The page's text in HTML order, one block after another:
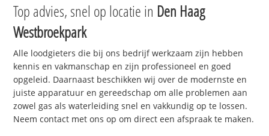
Top advies, snel op locatie in Den Haag
Westbroekpark
Alle loodgieters die bij ons bedrijf werkzaam zijn hebben
kennis en vakmanschap en zijn professioneel en goed
opgeleid. Daarnaast beschikken wij over de modernste en
juiste apparatuur en gereedschap om alle problemen aan
zowel gas als waterleiding snel en vakkundig op te lossen.
Neem contact met ons op om direct een afspraak te maken.